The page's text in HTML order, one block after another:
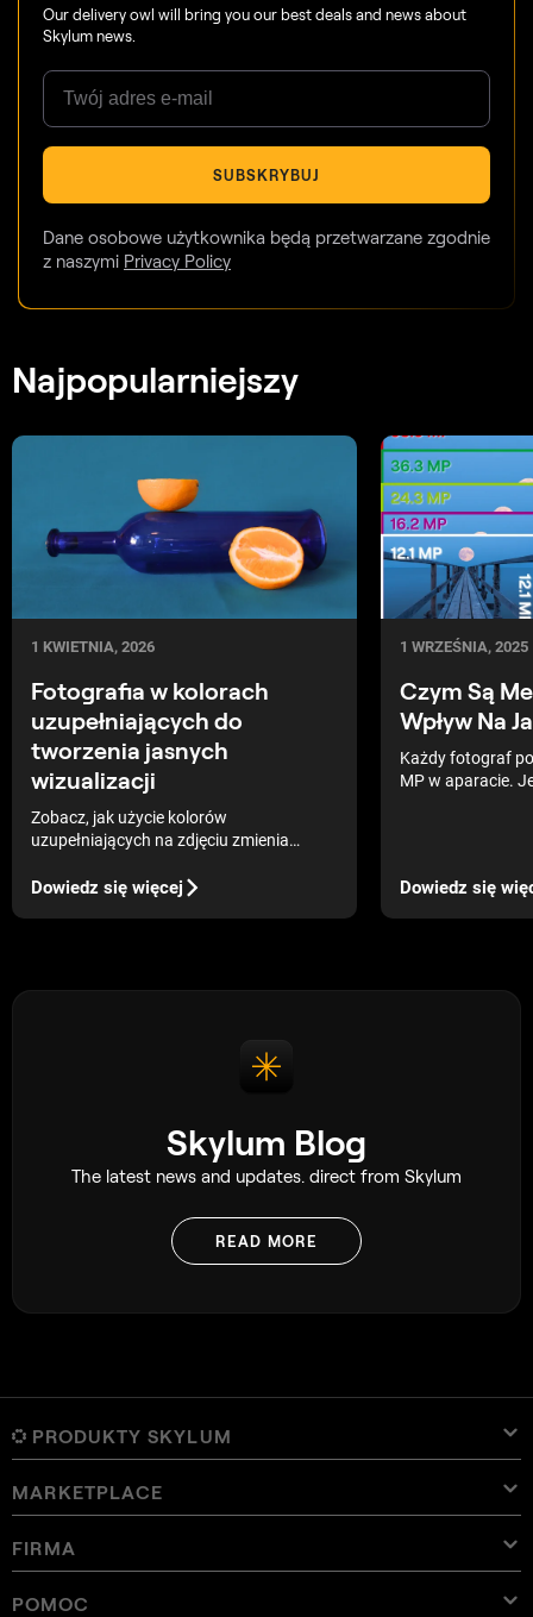
Our delivery owl will bring you our best deals and news about
Skylum news.
SUBSKRYBUJ
Dane osobowe użytkownika będą przetwarzane zgodnie
z naszymi Privacy Policy
Najpopularniejszy
1 KWIETNIA, 2026
Fotografia w kolorach
uzupełniających do
tworzenia jasnych
wizualizacji
Zobacz, jak użycie kolorów
uzupełniających na zdjęciu zmienia
natychmiast przyciągają uwagę widza.
Dowiedz się więcej
1 WRZEŚNIA, 2025
Czym Są
Wpływ Na
Każdy fotograf
MP w aparacie.
Dowiedz się
Skylum Blog
The latest news and updates. direct from Skylum
READ MORE
PRODUKTY SKYLUM
Luminar Neo
Cennik
Przegląd
Luminar na iPada
Aperty
Przegląd
Narzędzia online
MARKETPLACE
presetami
Presety do Lightroom
FIRMA
O Skylum
POMOC